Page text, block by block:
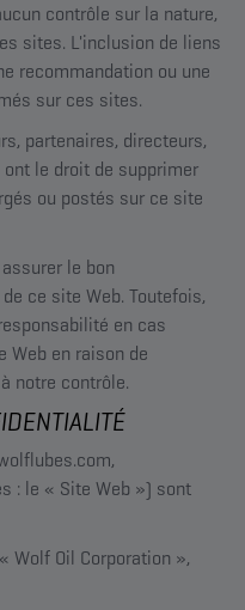
contrôle sur la nature,
sites. L'inclusion de liens
recommandation ou une
sur ces sites.
partenaires, directeurs,
le droit de supprimer
ou postés sur ce site
le bon
ce site Web. Toutefois,
en cas
Web en raison de
notre contrôle.
: le « Site Web ») sont
Wolf Oil Corporation »,